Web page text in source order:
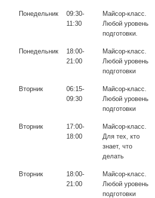
Понедельник
09:30-
11:30
Майсор-класс.
Любой уровень
подготовки.
Понедельник
18:00-
21:00
Майсор-класс.
Любой уровень
подготовки
Вторник
06:15-
09:30
Майсор-класс.
Любой уровень
подготовки
Вторник
17:00-
18:00
Майсор-класс.
Для тех, кто
знает, что
делать
Вторник
18:00-
21:00
Майсор-класс.
Любой уровень
подготовки